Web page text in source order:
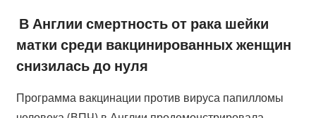
В Англии смертность от рака шейки
матки среди вакцинированных женщин
снизилась до нуля
Программа вакцинации против вируса папилломы